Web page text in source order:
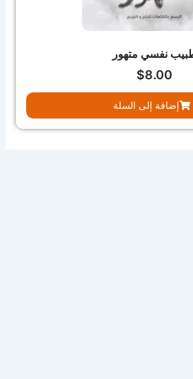
نفسي متهور
$8.00
إضافة إلى السلة